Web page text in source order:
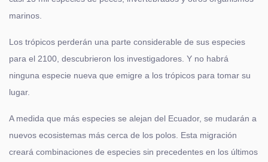
marinos.
Los trópicos perderán una parte considerable de sus especies
para el 2100, descubrieron los investigadores. Y no habrá
ninguna especie nueva que emigre a los trópicos para tomar su
lugar.
A medida que más especies se alejan del Ecuador, se mudarán a
nuevos ecosistemas más cerca de los polos. Esta migración
creará combinaciones de especies sin precedentes en los últimos